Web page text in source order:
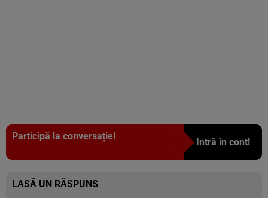
Participă la conversație!
Intră în cont!
LASĂ UN RĂSPUNS